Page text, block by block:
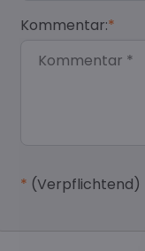
Kommentar:*
* (Verpflichtend)